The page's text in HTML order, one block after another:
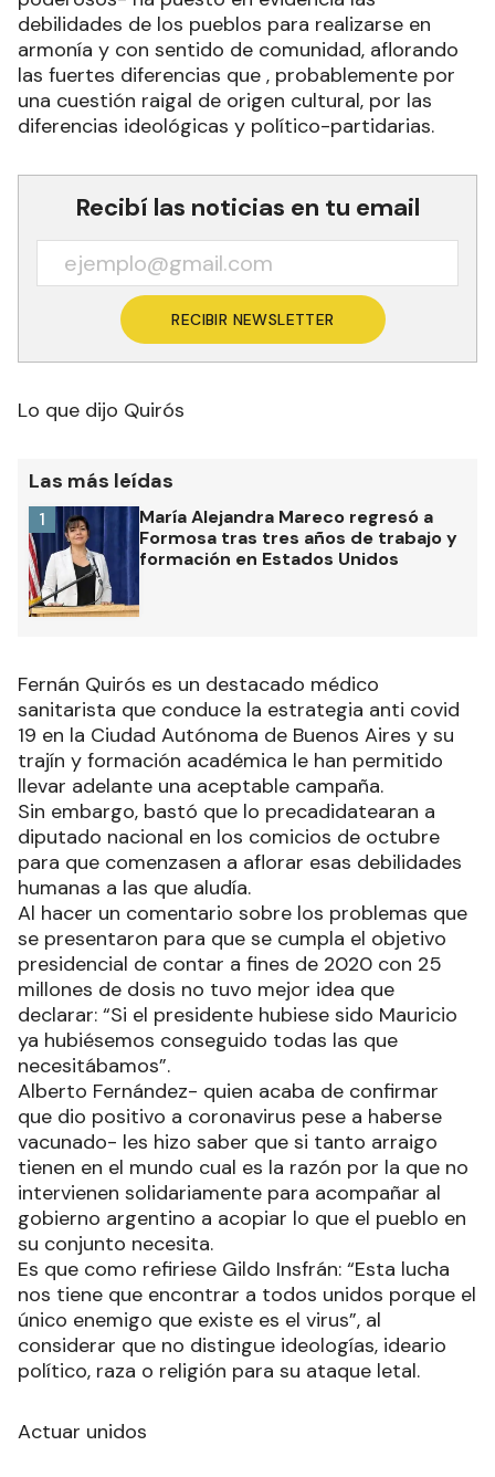
debilidades de los pueblos para realizarse en
armonía y con sentido de comunidad, aflorando
las fuertes diferencias que , probablemente por
una cuestión raigal de origen cultural, por las
diferencias ideológicas y político-partidarias.
Recibí las noticias en tu email
RECIBIR NEWSLETTER
Lo que dijo Quirós
Las más leídas
María Alejandra Mareco regresó a
Formosa tras tres años de trabajo y
formación en Estados Unidos
1
Fernán Quirós es un destacado médico
sanitarista que conduce la estrategia anti covid
19 en la Ciudad Autónoma de Buenos Aires y su
trajín y formación académica le han permitido
llevar adelante una aceptable campaña.
Sin embargo, bastó que lo precadidatearan a
diputado nacional en los comicios de octubre
para que comenzasen a aflorar esas debilidades
humanas a las que aludía.
Al hacer un comentario sobre los problemas que
se presentaron para que se cumpla el objetivo
presidencial de contar a fines de 2020 con 25
millones de dosis no tuvo mejor idea que
declarar: “Si el presidente hubiese sido Mauricio
ya hubiésemos conseguido todas las que
necesitábamos”.
Alberto Fernández- quien acaba de confirmar
que dio positivo a coronavirus pese a haberse
vacunado- les hizo saber que si tanto arraigo
tienen en el mundo cual es la razón por la que no
intervienen solidariamente para acompañar al
gobierno argentino a acopiar lo que el pueblo en
su conjunto necesita.
Es que como refiriese Gildo Insfrán: “Esta lucha
nos tiene que encontrar a todos unidos porque el
único enemigo que existe es el virus”, al
considerar que no distingue ideologías, ideario
político, raza o religión para su ataque letal.
Actuar unidos